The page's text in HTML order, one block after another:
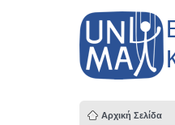
Αρχική Σελίδα